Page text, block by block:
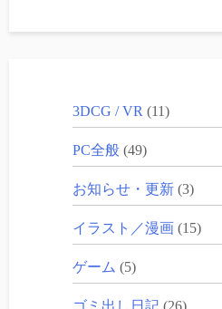
3DCG / VR (11)
PC全般 (49)
お知らせ・更新 (3)
イラスト／漫画 (15)
ゲーム (5)